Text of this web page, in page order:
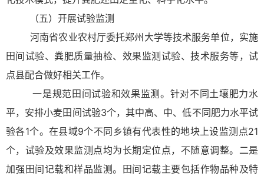
（五）开展试验监测
河南省农业农村厅委托郑州大学等技术服务单位，实施
田间试验、粪肥质量抽检、效果监测试验、技术服务等，试
点县配合做好相关工作。
一是规范田间试验和效果监测。针对不同土壤肥力水
平，安排小麦田间试验3个，其中高、中、低不同肥力水平试
验各1个。在县域9个不同乡镇有代表性的地块上设监测点21
个，试验及效果监测点均为长期定位点，不随意调整。二是
加强田间记载和样品监测。田间记载主要包括作物品种及特